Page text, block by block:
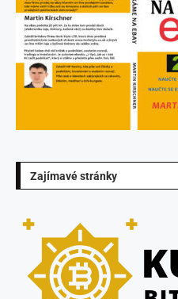
Zajímavé stránky